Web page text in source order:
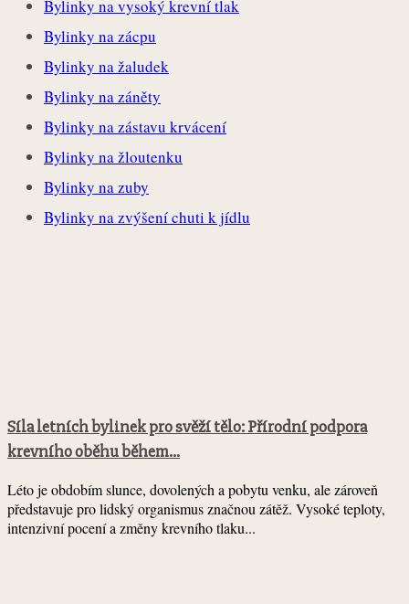
Bylinky na vysoký krevní tlak
Bylinky na zácpu
Bylinky na žaludek
Bylinky na záněty
Bylinky na zástavu krvácení
Bylinky na žloutenku
Bylinky na zuby
Bylinky na zvýšení chuti k jídlu
Síla letních bylinek pro svěží tělo: Přírodní podpora
krevního oběhu během...
Léto je obdobím slunce, dovolených a pobytu venku, ale zároveň
představuje pro lidský organismus značnou zátěž. Vysoké teploty,
intenzivní pocení a změny krevního tlaku...